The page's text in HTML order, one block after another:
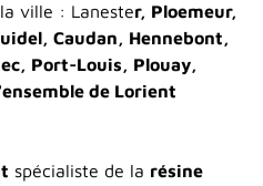
ville : Lanester, Ploemeur,
Caudan, Hennebont,
Port-Louis, Plouay,
de Lorient
spécialiste de la résine